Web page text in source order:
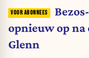
opnieuw op na
Glenn